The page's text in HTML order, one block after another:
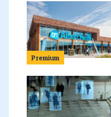
Premium